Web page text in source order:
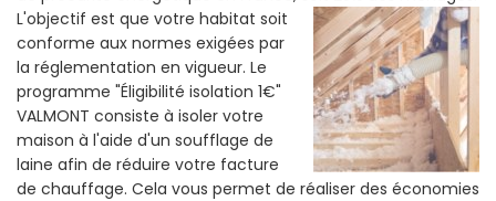
L'objectif est que votre habitat soit
conforme aux normes exigées par
la réglementation en vigueur. Le
programme "Éligibilité isolation 1€"
VALMONT consiste à isoler votre
maison à l'aide d'un soufflage de
laine afin de réduire votre facture
de chauffage. Cela vous permet de réaliser des économies